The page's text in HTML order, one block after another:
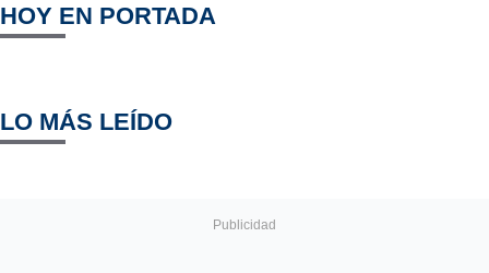
HOY EN PORTADA
LO MÁS LEÍDO